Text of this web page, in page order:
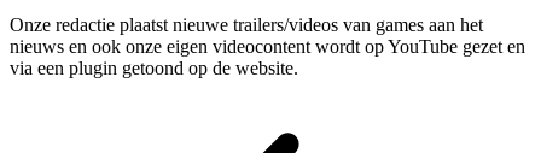
Onze redactie plaatst nieuwe trailers/videos van games aan het
nieuws en ook onze eigen videocontent wordt op YouTube gezet en
via een plugin getoond op de website.